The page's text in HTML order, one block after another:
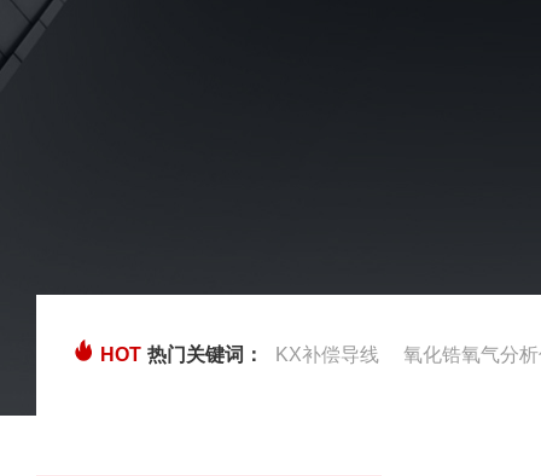
HOT 热门关键词： KX补偿导线 氧化锆氧气分